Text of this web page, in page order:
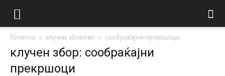
Почетна клучни зборови сообраќајни прекршоци
клучен збор: сообраќајни
прекршоци